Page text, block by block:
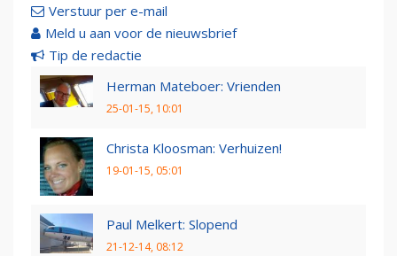
Verstuur per e-mail
Meld u aan voor de nieuwsbrief
Tip de redactie
Herman Mateboer: Vrienden
25-01-15, 10:01
Christa Kloosman: Verhuizen!
19-01-15, 05:01
Paul Melkert: Slopend
21-12-14, 08:12